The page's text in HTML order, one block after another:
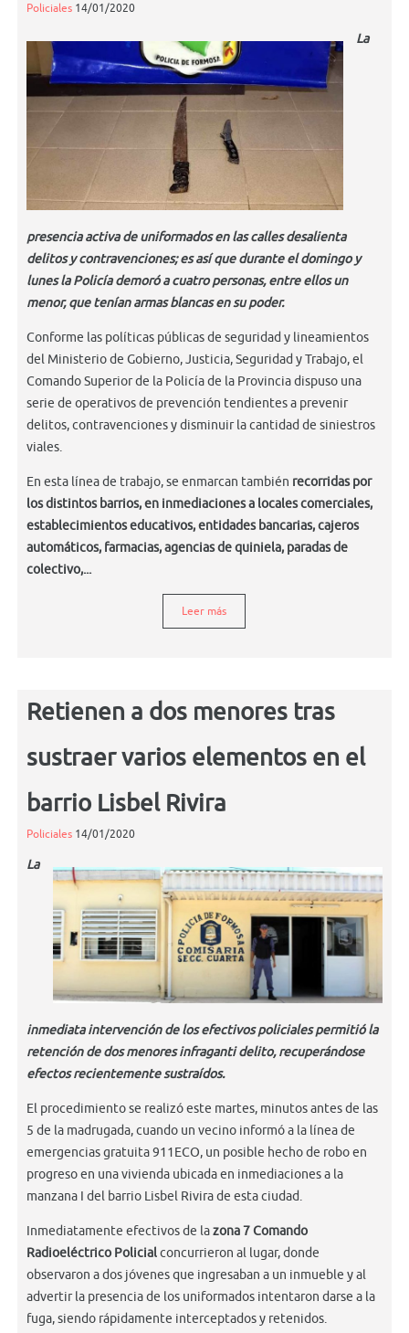
Policiales 14/01/2020
La
presencia activa de uniformados en las calles desalienta
delitos y contravenciones; es así que durante el domingo y
lunes la Policía demoró a cuatro personas, entre ellos un
menor, que tenían armas blancas en su poder.
Conforme las políticas públicas de seguridad y lineamientos
del Ministerio de Gobierno, Justicia, Seguridad y Trabajo, el
Comando Superior de la Policía de la Provincia dispuso una
serie de operativos de prevención tendientes a prevenir
delitos, contravenciones y disminuir la cantidad de siniestros
viales.
En esta línea de trabajo, se enmarcan también recorridas por
los distintos barrios, en inmediaciones a locales comerciales,
establecimientos educativos, entidades bancarias, cajeros
automáticos, farmacias, agencias de quiniela, paradas de
colectivo,...
Leer más
Retienen a dos menores tras
sustraer varios elementos en el
barrio Lisbel Rivira
Policiales 14/01/2020
La
inmediata intervención de los efectivos policiales permitió la
retención de dos menores infraganti delito, recuperándose
efectos recientemente sustraídos.
El procedimiento se realizó este martes, minutos antes de las
5 de la madrugada, cuando un vecino informó a la línea de
emergencias gratuita 911ECO, un posible hecho de robo en
progreso en una vivienda ubicada en inmediaciones a la
manzana I del barrio Lisbel Rivira de esta ciudad.
Inmediatamente efectivos de lazona 7 Comando
Radioeléctrico Policialconcurrieron al lugar, donde
observaron a dos jóvenes que ingresaban a un inmueble y al
advertir la presencia de los uniformados intentaron darse a la
fuga, siendo rápidamente interceptados y retenidos.